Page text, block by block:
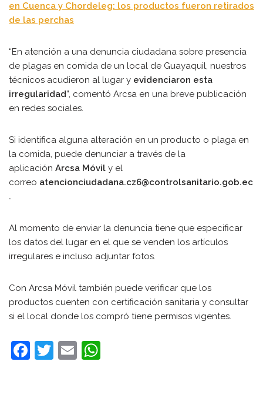
en Cuenca y Chordeleg: los productos fueron retirados
de las perchas
“En atención a una denuncia ciudadana sobre presencia
de plagas en comida de un local de Guayaquil, nuestros
técnicos acudieron al lugar y evidenciaron esta
irregularidad”, comentó Arcsa en una breve publicación
en redes sociales.
Si identifica alguna alteración en un producto o plaga en
la comida, puede denunciar a través de la
aplicación Arcsa Móvil y el
correo atencionciudadana.cz6@controlsanitario.gob.ec
.
Al momento de enviar la denuncia tiene que especificar
los datos del lugar en el que se venden los artículos
irregulares e incluso adjuntar fotos.
Con Arcsa Móvil también puede verificar que los
productos cuenten con certificación sanitaria y consultar
si el local donde los compró tiene permisos vigentes.
F
T
E